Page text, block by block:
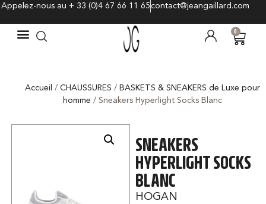
Appelez-nous au + 33 (0)4 67 66 11 65contact@jeangaillard.com
0
Accueil / CHAUSSURES / BASKETS & SNEAKERS de Luxe pour
homme / Sneakers Hyperlight Socks Blanc
SNEAKERS
HYPERLIGHT SOCKS
BLANC
HOGAN